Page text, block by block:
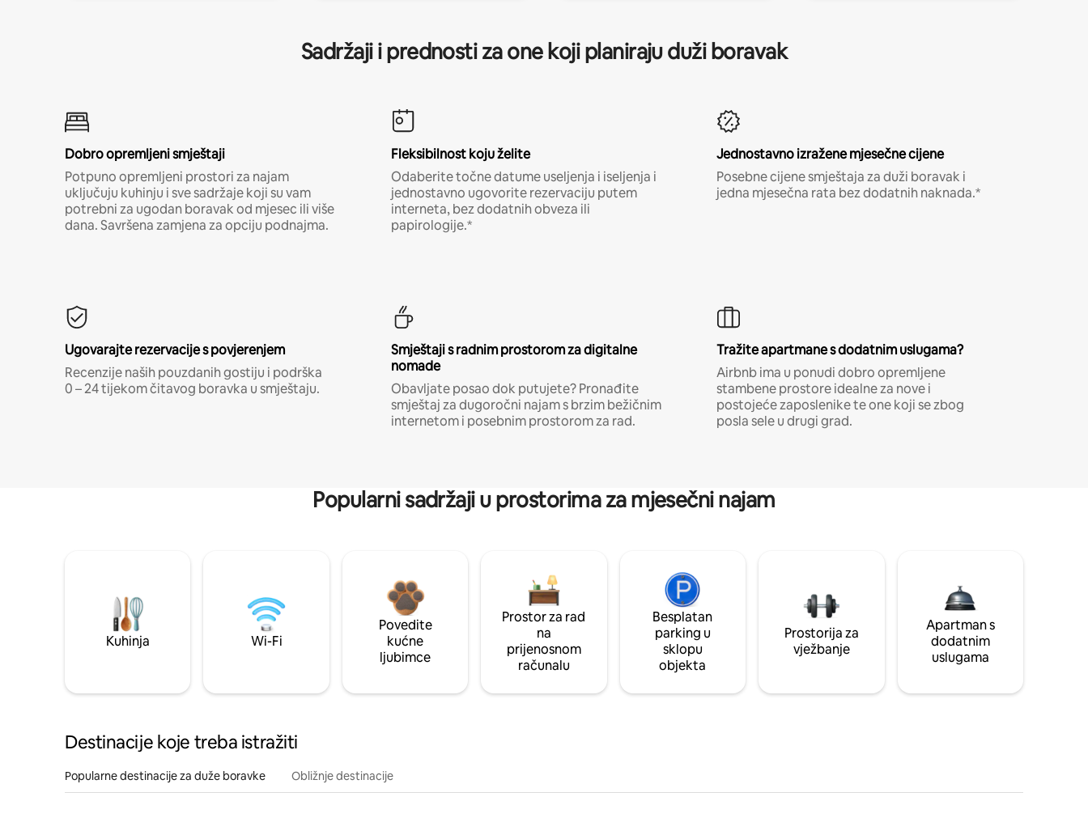
Sadržaji i prednosti za one koji planiraju duži boravak
Dobro opremljeni smještaji
Potpuno opremljeni prostori za najam
uključuju kuhinju i sve sadržaje koji su vam
potrebni za ugodan boravak od mjesec ili više
dana. Savršena zamjena za opciju podnajma.
Fleksibilnost koju želite
Odaberite točne datume useljenja i iseljenja i
jednostavno ugovorite rezervaciju putem
interneta, bez dodatnih obveza ili
papirologije.*
Jednostavno izražene mjesečne cijene
Posebne cijene smještaja za duži boravak i
jedna mjesečna rata bez dodatnih naknada.*
Ugovarajte rezervacije s povjerenjem
Recenzije naših pouzdanih gostiju i podrška
0 – 24 tijekom čitavog boravka u smještaju.
Smještaji s radnim prostorom za digitalne
nomade
Obavljate posao dok putujete? Pronađite
smještaj za dugoročni najam s brzim bežičnim
internetom i posebnim prostorom za rad.
Tražite apartmane s dodatnim uslugama?
Airbnb ima u ponudi dobro opremljene
stambene prostore idealne za nove i
postojeće zaposlenike te one koji se zbog
posla sele u drugi grad.
Popularni sadržaji u prostorima za mjesečni najam
Kuhinja Wi-Fi
Povedite
kućne
ljubimce
Prostor za rad
na
prijenosnom
računalu
Besplatan
parking u
sklopu
objekta
Prostorija za
vježbanje
Apartman s
dodatnim
uslugama
Destinacije koje treba istražiti
Popularne destinacije za duže boravke Obližnje destinacije